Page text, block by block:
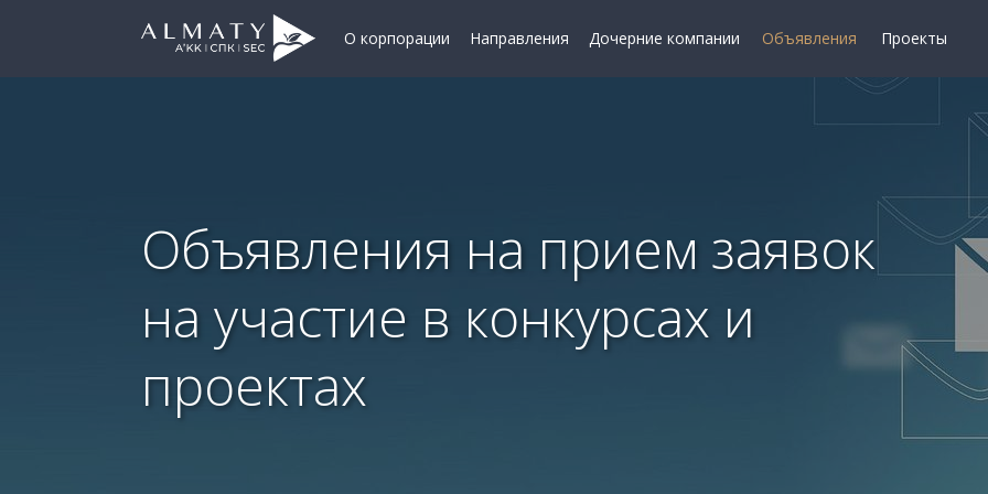
О корпорации Направления Дочерние компании Объявления Проекты
Объявления на прием заявок
на участие в конкурсах и
проектах